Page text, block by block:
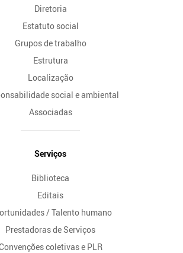
Diretoria
Estatuto social
Grupos de trabalho
Estrutura
Localização
social e ambiental
Associadas
Serviços
Biblioteca
Editais
/ Talento humano
Prestadoras de Serviços
coletivas e PLR